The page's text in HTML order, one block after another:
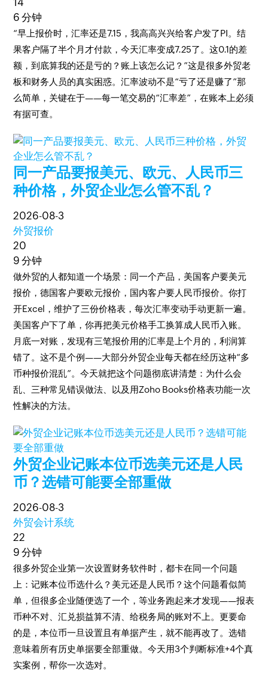
14
6 分钟
“早上报价时，汇率还是7.15，我高高兴兴给客户发了PI。结
果客户隔了半个月才付款，今天汇率变成7.25了。这0.1的差
额，到底算我的还是亏的？账上该怎么记？”这是很多外贸老
板和财务人员的真实困惑。汇率波动不是“亏了还是赚了”那
么简单，关键在于——每一笔交易的“汇率差”，在账本上必须
有据可查。
同一产品要报美元、欧元、人民币三
种价格，外贸企业怎么管不乱？
2026-08-3
外贸报价
20
9 分钟
做外贸的人都知道一个场景：同一个产品，美国客户要美元
报价，德国客户要欧元报价，国内客户要人民币报价。你打
开Excel，维护了三份价格表，每次汇率变动手动更新一遍。
美国客户下了单，你再把美元价格手工换算成人民币入账。
月底一对账，发现有三笔报价用的汇率是上个月的，利润算
错了。这不是个例——大部分外贸企业每天都在经历这种“多
币种报价混乱”。今天就把这个问题彻底讲清楚：为什么会
乱、三种常见错误做法、以及用Zoho Books价格表功能一次
性解决的方法。
外贸企业记账本位币选美元还是人民
币？选错可能要全部重做
2026-08-3
外贸会计系统
22
9 分钟
很多外贸企业第一次设置财务软件时，都卡在同一个问题
上：记账本位币选什么？美元还是人民币？这个问题看似简
单，但很多企业随便选了一个，等业务跑起来才发现——报表
币种不对、汇兑损益算不清、给税务局的账对不上。更要命
的是，本位币一旦设置且有单据产生，就不能再改了。选错
意味着所有历史单据要全部重做。今天用3个判断标准+4个真
实案例，帮你一次选对。